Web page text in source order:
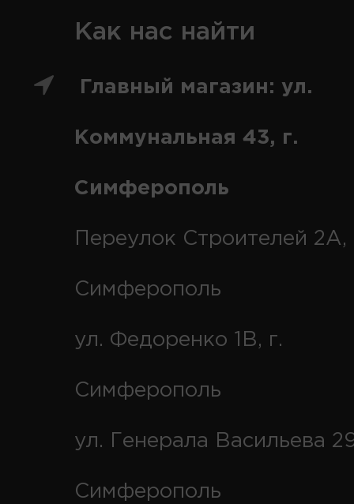
Как нас найти
Главный магазин: ул.
Коммунальная 43, г.
Симферополь
Переулок Строителей 2А,
Симферополь
ул. Федоренко 1В, г.
Симферополь
ул. Генерала Васильева
Симферополь